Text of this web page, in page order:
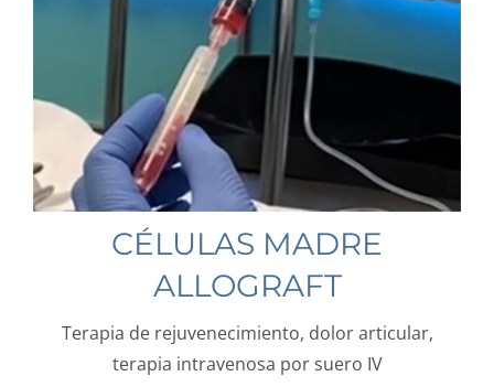
CÉLULAS MADRE
ALLOGRAFT
Terapia de rejuvenecimiento, dolor articular,
terapia intravenosa por suero IV